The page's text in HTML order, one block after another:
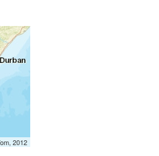
2012